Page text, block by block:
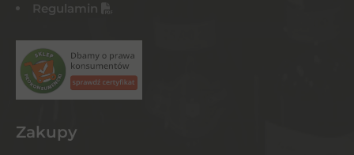
Regulamin
Zakupy